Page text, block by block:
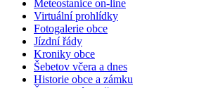
Meteostanice on-line
Virtuální prohlídky
Fotogalerie obce
Jízdní řády
Kroniky obce
Šebetov včera a dnes
Historie obce a zámku